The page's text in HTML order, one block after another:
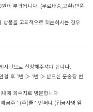
이 부과됩니다. (무료배송,교환/반품
품을 고의적으로 훼손하시는 경우
시판으로 신청해주셔야 합니다.
결 후 1번 ▷ 1번 ▷ 받으신 운송장 번
에 회수지로 방문합니다.
주 : (주)클릭앤퍼니 (입금자명 옆